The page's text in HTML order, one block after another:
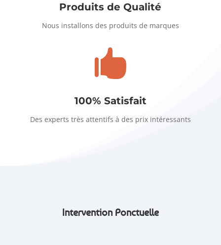
Produits de Qualité
Nous installons des produits de marques

100% Satisfait
Des experts très attentifs à des prix intéressants
Intervention Ponctuelle